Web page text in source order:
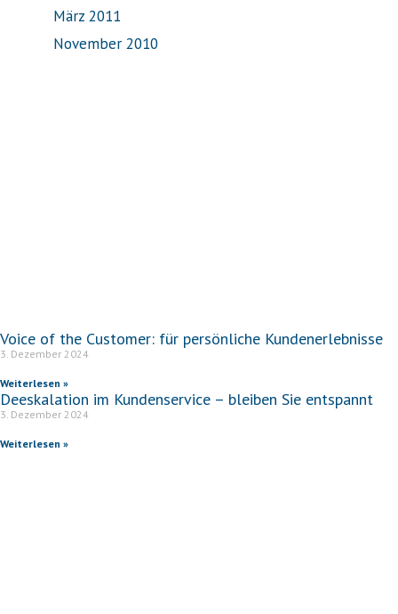
März 2011
November 2010
Voice of the Customer: für persönliche Kundenerlebnisse
3. Dezember 2024
Weiterlesen »
Deeskalation im Kundenservice – bleiben Sie entspannt
3. Dezember 2024
Weiterlesen »